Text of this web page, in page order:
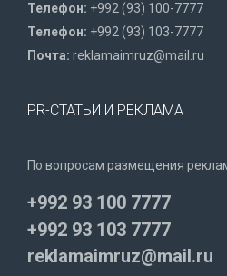
Телефон: +992 (93) 100-7777
Телефон: +992 (93) 103-7777
Почта: reklamaimruz@mail.ru
PR-СТАТЬИ И РЕКЛАМА
По вопросам размещения
+992 93 100 7777
+992 93 103 7777
reklamaimruz@mail.ru